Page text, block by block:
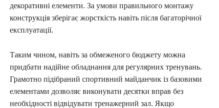
декоративні елементи. За умови правильного монтажу
конструкція зберігає жорсткість навіть після багаторічної
експлуатації.
Таким чином, навіть за обмеженого бюджету можна
придбати надійне обладнання для регулярних тренувань.
Грамотно підібраний спортивний майданчик із базовими
елементами дозволяє виконувати десятки вправ без
необхідності відвідувати тренажерний зал. Якщо